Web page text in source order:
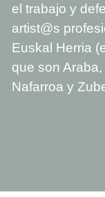
el trabajo y
artist@s
Euskal Herria
que son
Nafarroa y